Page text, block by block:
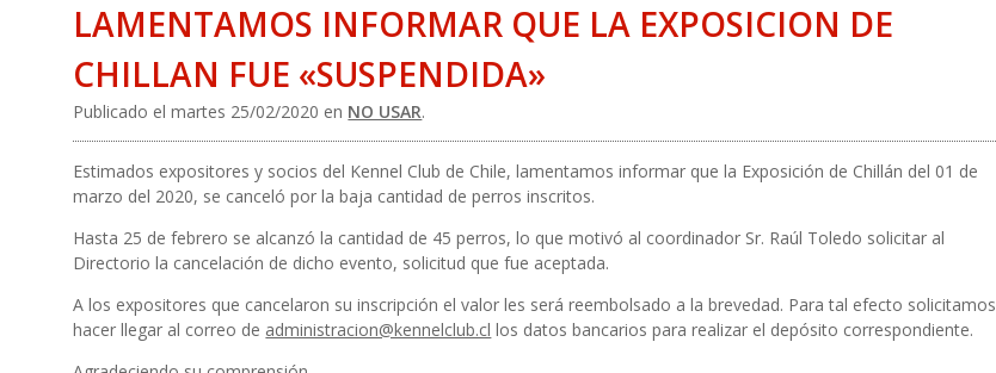
LAMENTAMOS INFORMAR QUE LA EXPOSICION DE
CHILLAN FUE «SUSPENDIDA»
Publicado el martes 25/02/2020 en NO USAR.
Estimados expositores y socios del Kennel Club de Chile, lamentamos informar que la Exposición de Chillán del 01 de
marzo del 2020, se canceló por la baja cantidad de perros inscritos.
Hasta 25 de febrero se alcanzó la cantidad de 45 perros, lo que motivó al coordinador Sr. Raúl Toledo solicitar al
Directorio la cancelación de dicho evento, solicitud que fue aceptada.
A los expositores que cancelaron su inscripción el valor les será reembolsado a la brevedad. Para tal efecto solicitamos
hacer llegar al correo de administracion@kennelclub.cl los datos bancarios para realizar el depósito correspondiente.